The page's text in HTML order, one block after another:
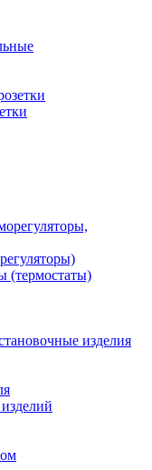
(термостаты)
изделия